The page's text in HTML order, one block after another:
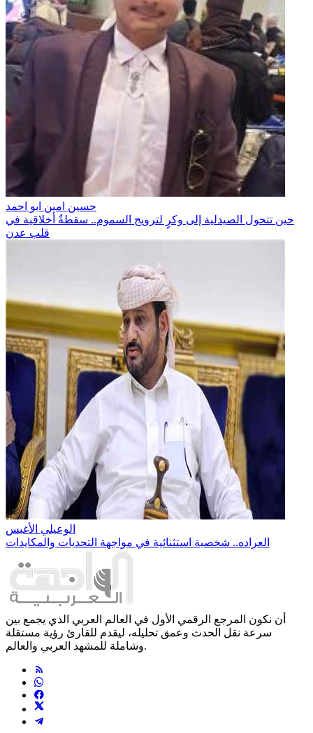
حسين امين ابو احمد
حين تتحول الصيدلية إلى وكرٍ لترويج السموم.. سقطةٌ أخلاقية في
قلب عدن
الوعيلي الأغبس
العراده.. شخصية استثنائية في مواجهة التحديات والمكايدات
أن نكون المرجع الرقمي الأول في العالم العربي الذي يجمع بين
سرعة نقل الحدث وعمق تحليله، ليقدم للقارئ رؤية مستقلة
وشاملة للمشهد العربي والعالم.